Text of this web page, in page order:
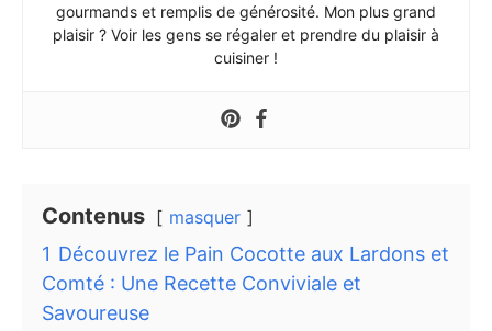
gourmands et remplis de générosité. Mon plus grand
plaisir ? Voir les gens se régaler et prendre du plaisir à
cuisiner !
Contenus masquer
1 Découvrez le Pain Cocotte aux Lardons et
Comté : Une Recette Conviviale et
Savoureuse